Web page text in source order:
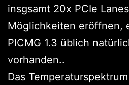
insgsamt 20x PCIe
Möglichkeiten eröffnen,
PICMG 1.3 üblich
vorhanden..
Das